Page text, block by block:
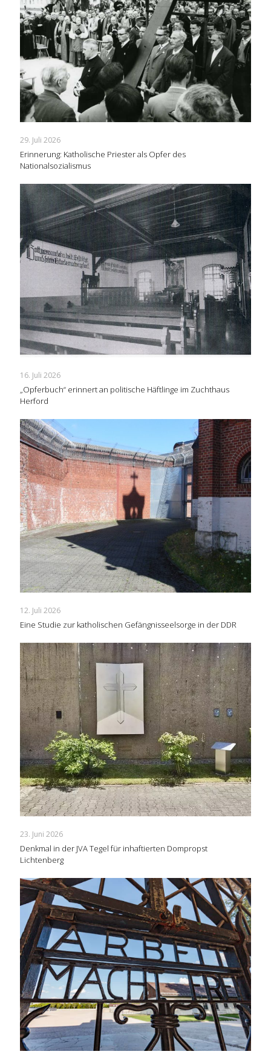
29. Juli 2026
Erinnerung: Katholische Priester als Opfer des
Nationalsozialismus
16. Juli 2026
„Opferbuch“ erinnert an politische Häftlinge im Zuchthaus
Herford
12. Juli 2026
Eine Studie zur katholischen Gefängnisseelsorge in der DDR
23. Juni 2026
Denkmal in der JVA Tegel für inhaftierten Dompropst
Lichtenberg